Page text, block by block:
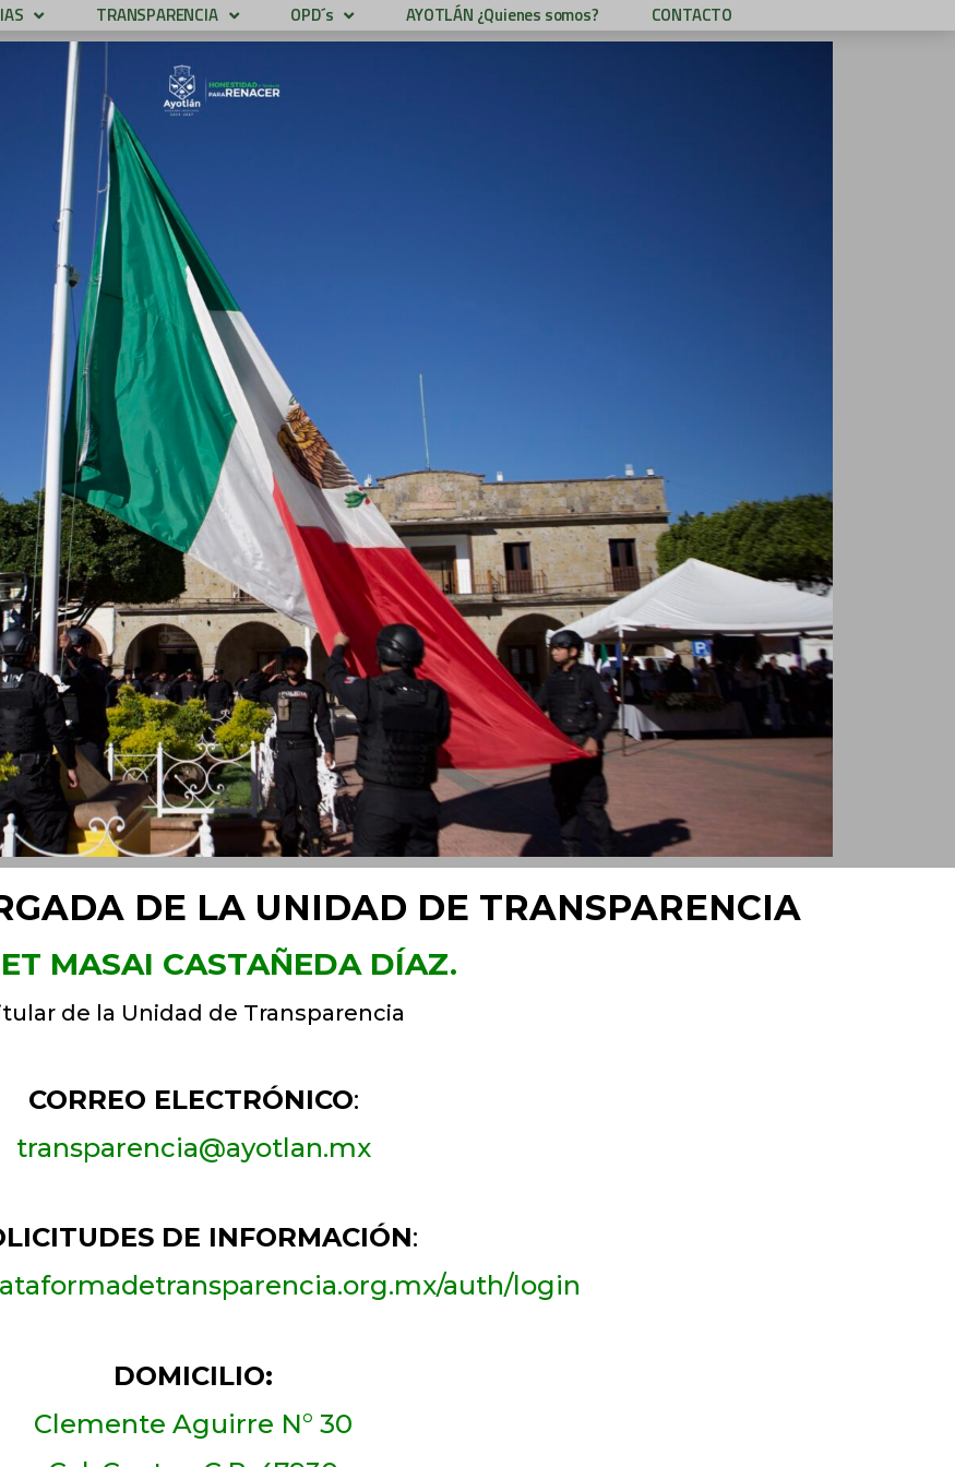
TRANSPARENCIA OPD´s AYOTLÁN ¿Quienes somos? CONTACTO
DE LA UNIDAD DE TRANSPARENCIA
MASAI CASTAÑEDA DÍAZ.
de la Unidad de Transparencia
CORREO ELECTRÓNICO:
transparencia@ayotlan.mx
DE INFORMACIÓN:
auth/login
DOMICILIO:
Clemente Aguirre N° 30